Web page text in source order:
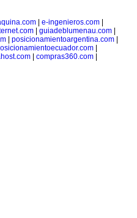
| e-ingenieros.com|
guiadeblumenau.com
posicionamientoargentina.com
|
compras360.com